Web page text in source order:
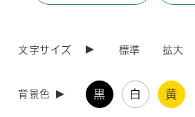
文字サイズ 標準 拡大
背景色 黒 白 黄
🍓令和2年10月8日（木）に開催いたし